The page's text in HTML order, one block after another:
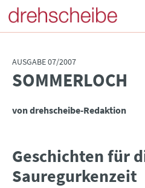
AUSGABE 07/2007
:SOMMERLOCH
von drehscheibe-Redaktion
Geschichten für
Sauregurkenzeit